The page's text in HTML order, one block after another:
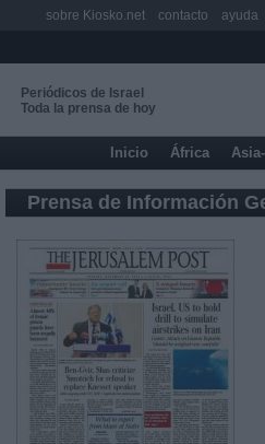
Periódicos de Israel
Toda la prensa de hoy
Inicio África
Prensa de Información
sobre Kiosko.net contacto ayuda